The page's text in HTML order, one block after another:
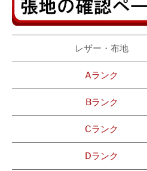
レザー・布地
Aランク
Bランク
Cランク
Dランク